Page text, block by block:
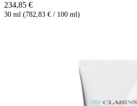
234,85 €
30 ml (782,83 € / 100 ml)